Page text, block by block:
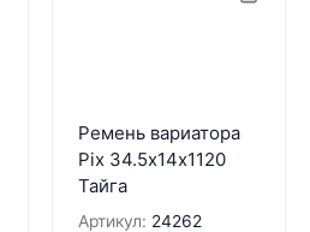
Ремень вариатора
Pix 34.5х14х1120
Тайга
Артикул: 24262